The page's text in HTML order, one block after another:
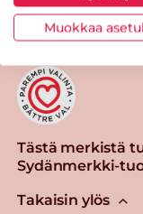
Tästä merkistä
Sydänmerkki-
Takaisin ylös
Muokkaa